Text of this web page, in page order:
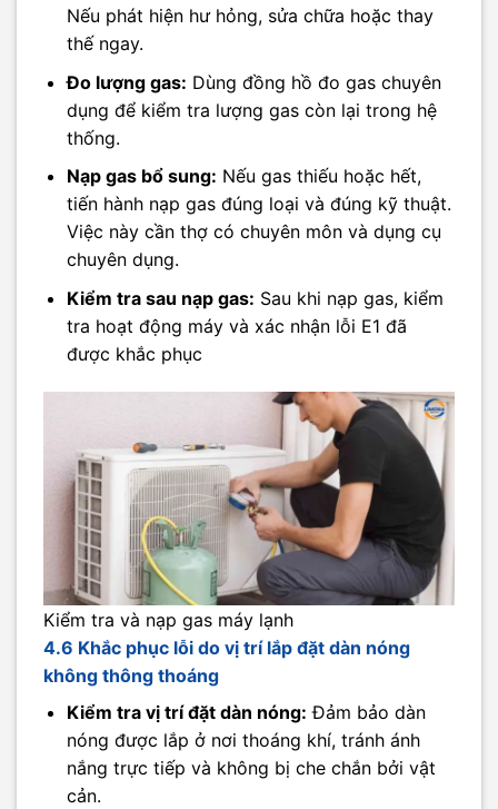
Nếu phát hiện hư hỏng, sửa chữa hoặc thay
thế ngay.
Đo lượng gas: Dùng đồng hồ đo gas chuyên
dụng để kiểm tra lượng gas còn lại trong hệ
thống.
Nạp gas bổ sung: Nếu gas thiếu hoặc hết,
tiến hành nạp gas đúng loại và đúng kỹ thuật.
Việc này cần thợ có chuyên môn và dụng cụ
chuyên dụng.
Kiểm tra sau nạp gas: Sau khi nạp gas, kiểm
tra hoạt động máy và xác nhận lỗi E1 đã
được khắc phục
Kiểm tra và nạp gas máy lạnh
4.6 Khắc phục lỗi do vị trí lắp đặt dàn nóng
không thông thoáng
Kiểm tra vị trí đặt dàn nóng: Đảm bảo dàn
nóng được lắp ở nơi thoáng khí, tránh ánh
nắng trực tiếp và không bị che chắn bởi vật
cản.